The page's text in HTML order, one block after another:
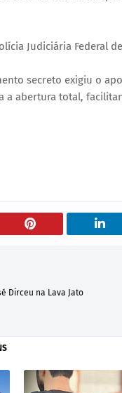
Judiciária Federal
secreto exigiu o
a abertura total,
Dirceu na Lava Jato